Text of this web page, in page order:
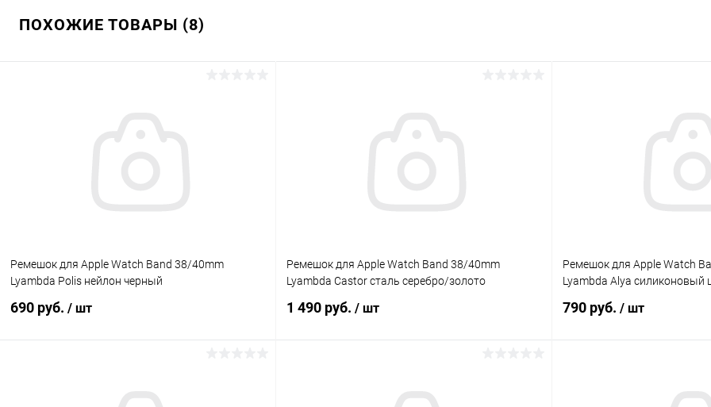
ПОХОЖИЕ ТОВАРЫ (8)
Ремешок для Apple Watch Band 38/40mm
Lyambda Polis нейлон черный
690 руб. / шт
Ремешок для Apple Watch Band 38/40mm
Lyambda Castor сталь серебро/золото
1 490 руб. / шт
Ремешок для Apple Watch
Lyambda Alya силиконовый
790 руб. / шт